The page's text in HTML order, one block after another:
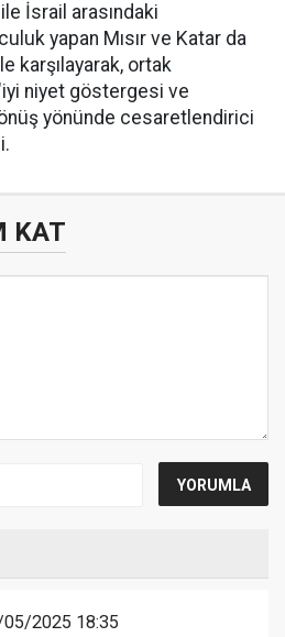
İsrail arasındaki
yapan Mısır ve Katar da
karşılayarak, ortak
niyet göstergesi ve
yönünde cesaretlendirici
KAT
2025 18:35